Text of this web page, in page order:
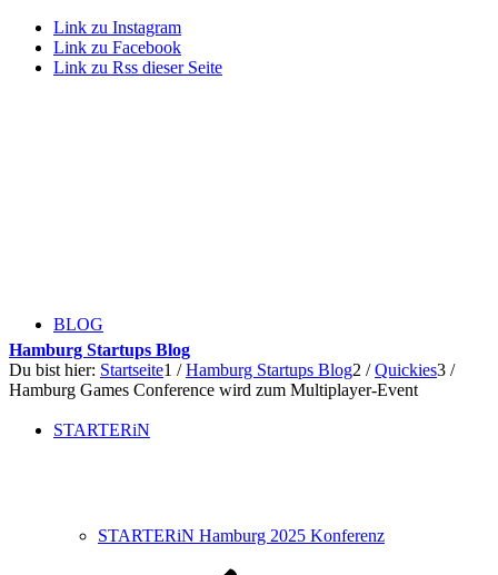
Link zu Instagram
Link zu Facebook
Link zu Rss dieser Seite
BLOG
STARTERiN
STARTERiN Hamburg 2025 Konferenz
Hamburg Startups Blog
Du bist hier: Startseite1 / Hamburg Startups Blog2 / Quickies3 /
Hamburg Games Conference wird zum Multiplayer-Event